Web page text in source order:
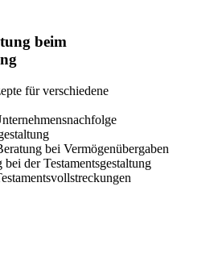
beim
für verschiedene
bei Vermögenübergaben
der Testamentsgestaltung